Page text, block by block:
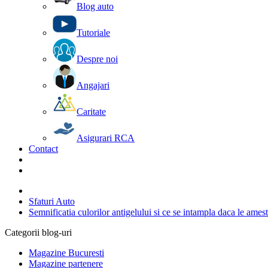
Blog auto
Tutoriale
Despre noi
Angajari
Caritate
Asigurari RCA
Contact
Sfaturi Auto
Semnificatia culorilor antigelului si ce se intampla daca le
Categorii blog-uri
Magazine Bucuresti
Magazine partenere